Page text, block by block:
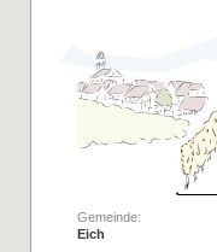
Gemeinde:
Eich